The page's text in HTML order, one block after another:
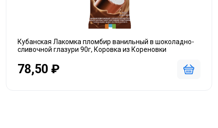
Кубанская Лакомка пломбир ванильный в шоколадно-
сливочной глазури 90г, Коровка из Кореновки
78,50 ₽